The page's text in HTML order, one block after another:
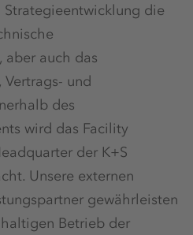
Strategieentwicklung die
auch das
und
des
wird das Facility
der K+S
Unsere externen
gewährleisten
Betrieb der